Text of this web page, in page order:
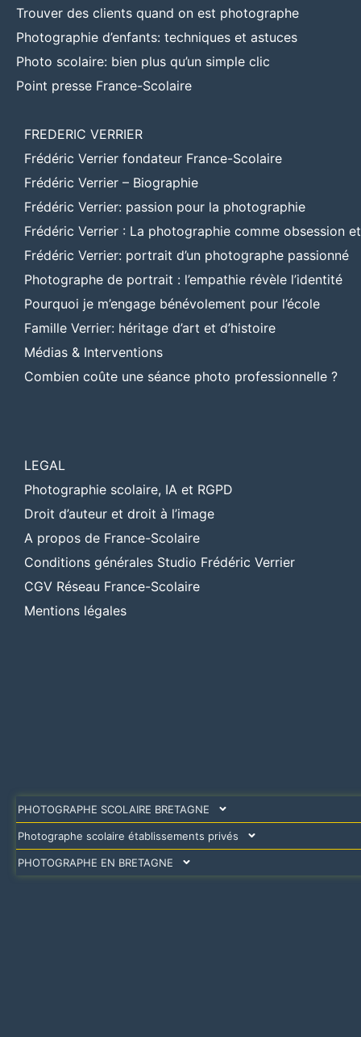
Trouver des clients quand on est photographe
Photographie d’enfants: techniques et astuces
Photo scolaire: bien plus qu’un simple clic
Point presse France-Scolaire
FREDERIC VERRIER
Frédéric Verrier fondateur France-Scolaire
Frédéric Verrier – Biographie
Frédéric Verrier: passion pour la photographie
Frédéric Verrier : La photographie comme obsession
Frédéric Verrier: portrait d’un photographe passionné
Photographe de portrait : l’empathie révèle l’identité
Pourquoi je m’engage bénévolement pour l’école
Famille Verrier: héritage d’art et d’histoire
Médias & Interventions
Combien coûte une séance photo professionnelle ?
LEGAL
Photographie scolaire, IA et RGPD
Droit d’auteur et droit à l’image
A propos de France-Scolaire
Conditions générales Studio Frédéric Verrier
CGV Réseau France-Scolaire
Mentions légales
PHOTOGRAPHE SCOLAIRE BRETAGNE
Photographe scolaire établissements privés
PHOTOGRAPHE EN BRETAGNE